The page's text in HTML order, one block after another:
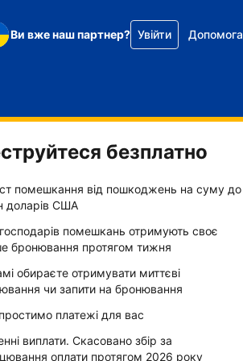
Ви вже наш партнер? Увійти Допомога
безплатно
помешкання від пошкоджень на суму до
доларів США
помешкань отримують своє
бронювання протягом тижня
обираєте отримувати миттєві
чи запити на бронювання
платежі для вас
виплати. Скасовано збір за
оплати протягом 2026 року